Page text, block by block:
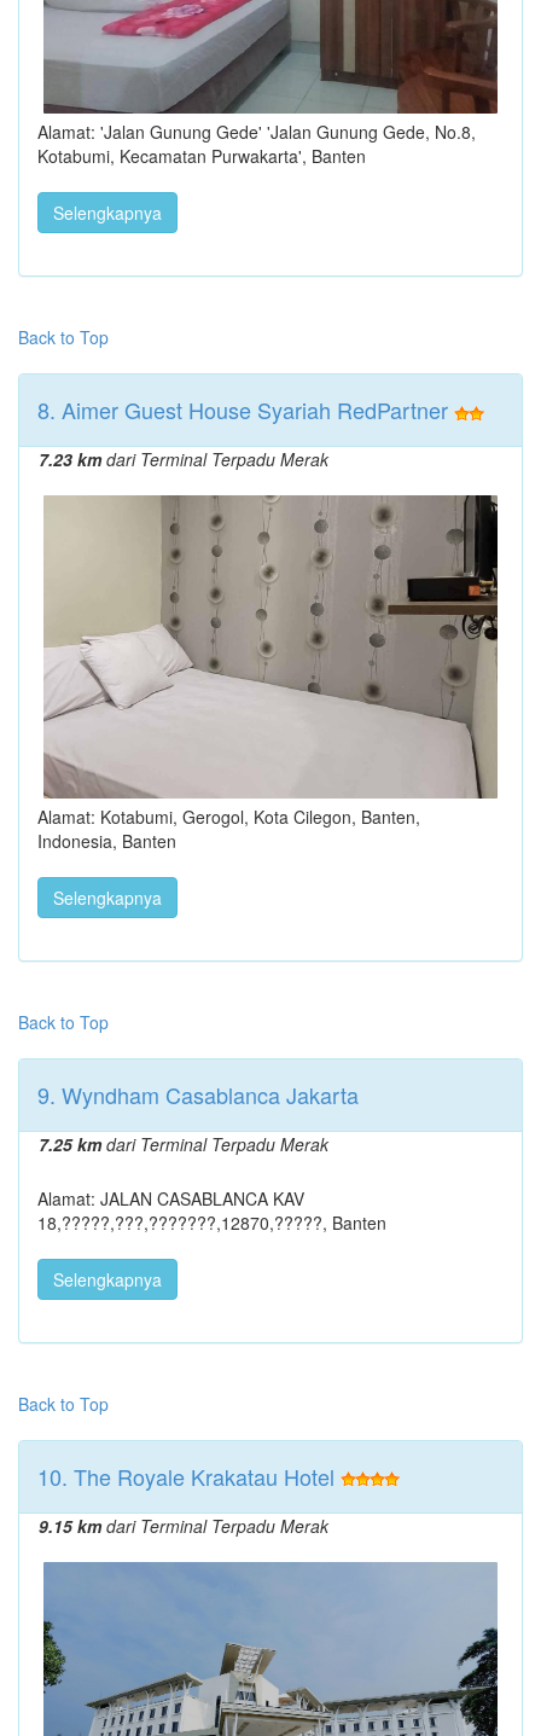
Alamat: 'Jalan Gunung Gede' 'Jalan Gunung Gede, No.8,
Kotabumi, Kecamatan Purwakarta', Banten
Selengkapnya
Back to Top
8. Aimer Guest House Syariah RedPartner
7.23 kmdari Terminal Terpadu Merak
Alamat: Kotabumi, Gerogol, Kota Cilegon, Banten,
Indonesia, Banten
Selengkapnya
Back to Top
9. Wyndham Casablanca Jakarta
7.25 kmdari Terminal Terpadu Merak
Alamat: JALAN CASABLANCA KAV
18,?????,???,???????,12870,?????, Banten
Selengkapnya
Back to Top
10. The Royale Krakatau Hotel
9.15 kmdari Terminal Terpadu Merak